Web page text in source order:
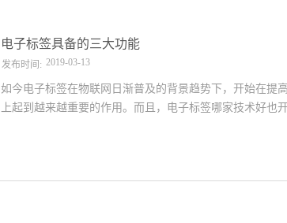
器的“法眼”，能快速的读写识别标签还能清晰的了解到标
电子标签具备的三大功能
发布时间: 2019-03-13
如今电子标签在物联网日渐普及的背景趋势下，开始在提
上起到越来越重要的作用。而且，电子标签哪家技术好也
呢？1、防盗功能采用先进技术的电子标签作为电子物品
一次性扫描出来，所以如果出现非法取走货品的行为则能